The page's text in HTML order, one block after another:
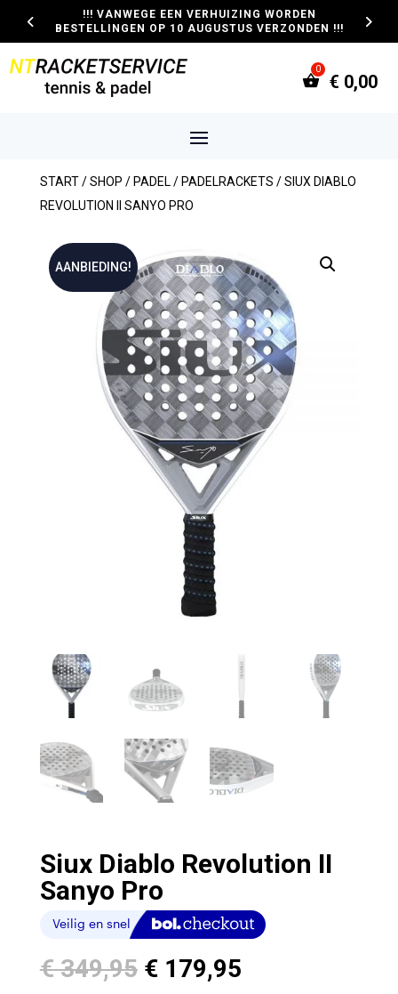
!!! VANWEGE EEN VERHUIZING WORDEN
BESTELLINGEN OP 10 AUGUSTUS VERZONDEN !!!
€ 0,00
START/SHOP / PADEL / PADELRACKETS / SIUX DIABLO
REVOLUTION II SANYO PRO
AANBIEDING!
Siux Diablo Revolution II
Sanyo Pro
€349,95 Oorspronkelijke
€179,95Huidige